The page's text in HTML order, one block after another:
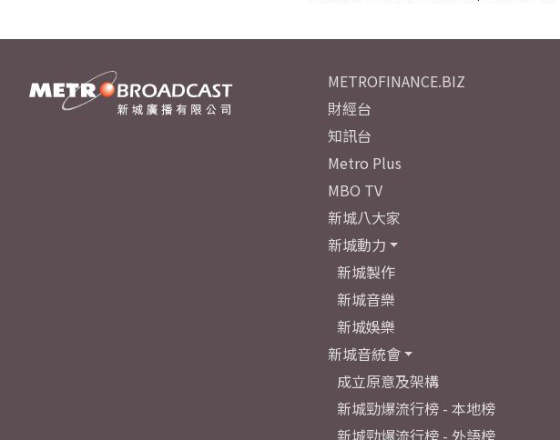
METROFINANCE.BIZ
財經台
知訊台
Metro Plus
MBO TV
新城八大家
新城動力
新城製作
新城音樂
新城娛樂
新城音統會
成立原意及架構
新城勁爆流行榜 - 本地榜
新城勁爆流行榜 - 外語榜